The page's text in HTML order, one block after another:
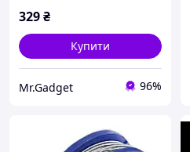
329₴
Купити
Mr.Gadget 96%